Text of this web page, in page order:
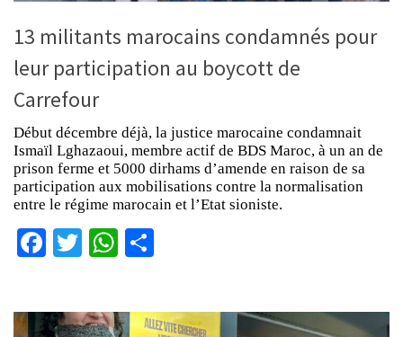
13 militants marocains condamnés pour
leur participation au boycott de
Carrefour
Début décembre déjà, la justice marocaine condamnait
Ismaïl Lghazaoui, membre actif de BDS Maroc, à un an de
prison ferme et 5000 dirhams d’amende en raison de sa
participation aux mobilisations contre la normalisation
entre le régime marocain et l’Etat sioniste.
Facebook
TwitterWhatsApp